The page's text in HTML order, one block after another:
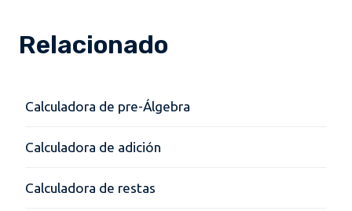
Relacionado
Calculadora de pre-Álgebra
Calculadora de adición
Calculadora de restas